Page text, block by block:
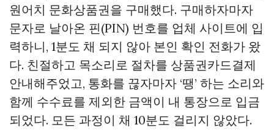
원어치 문화상품권을 구매했다. 구매하자마자
문자로 날아온 핀(PIN) 번호를 업체 사이트에 입
력하니, 1분도 채 되지 않아 본인 확인 전화가 왔
다. 친절하고 목소리로 절차를 상품권카드결제
안내해주었고, 통화를 끊자마자 ‘땡’ 하는 소리와
함께 수수료를 제외한 금액이 내 통장으로 입금
되었다. 모든 과정이 채 10분도 걸리지 않았다.